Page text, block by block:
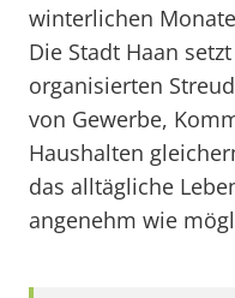
winterlichen
Die Stadt Haan
organisierten
von Gewerbe,
Haushalten
das alltägliche
angenehm wie